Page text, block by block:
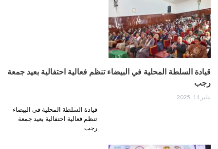
قيادة السلطة المحلية في البيضاء تنظم فعالية احتفالية بعيد جمعة
رجب
يناير 11, 2025
قيادة السلطة المحلية في البيضاء
تنظم فعالية احتفالية بعيد جمعة
رجب